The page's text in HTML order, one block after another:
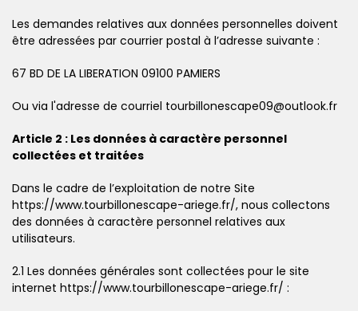
Les demandes relatives aux données personnelles doivent
être adressées par courrier postal à l’adresse suivante :
67 BD DE LA LIBERATION 09100 PAMIERS
Ou via l'adresse de courriel tourbillonescape09@outlook.fr
Article 2 : Les données à caractère personnel
collectées et traitées
Dans le cadre de l’exploitation de notre Site
https://www.tourbillonescape-ariege.fr/, nous collectons
des données à caractère personnel relatives aux
utilisateurs.
2.1 Les données générales sont collectées pour le site
internet https://www.tourbillonescape-ariege.fr/ :